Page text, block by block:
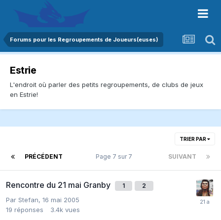
Forums pour les Regroupements de Joueurs(euses)
Estrie
L'endroit où parler des petits regroupements, de clubs de jeux
en Estrie!
TRIER PAR
PRÉCÉDENT SUIVANT
Page 7 sur 7
Rencontre du 21 mai Granby 1 2
Par Stefan, 16 mai 2005
19 réponses 3.4k vues